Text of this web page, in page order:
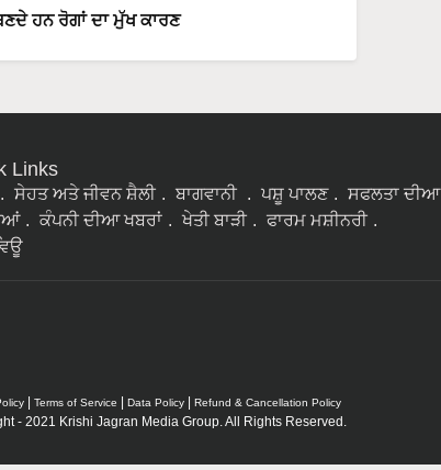
ਹਨ ਰੋਗਾਂ ਦਾ ਮੁੱਖ ਕਾਰਣ
Links
ਸੇਹਤ ਅਤੇ ਜੀਵਨ ਸ਼ੈਲੀ ਬਾਗਵਾਨੀ ਪਸ਼ੂ ਪਾਲਣ
ਸਫਲਤਾ ਦੀਆ
ਕੰਪਨੀ ਦੀਆ ਖਬਰਾਂ ਖੇਤੀ ਬਾੜੀ
ਫਾਰਮ ਮਸ਼ੀਨਰੀ
Terms of Service Data Policy Refund & Cancellation Policy
- 2021 Krishi Jagran Media Group. All Rights Reserved.